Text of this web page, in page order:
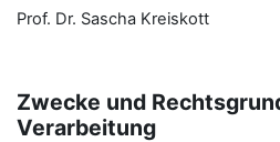
Prof. Dr. Sascha Kreiskott
Zwecke und
Verarbeitung